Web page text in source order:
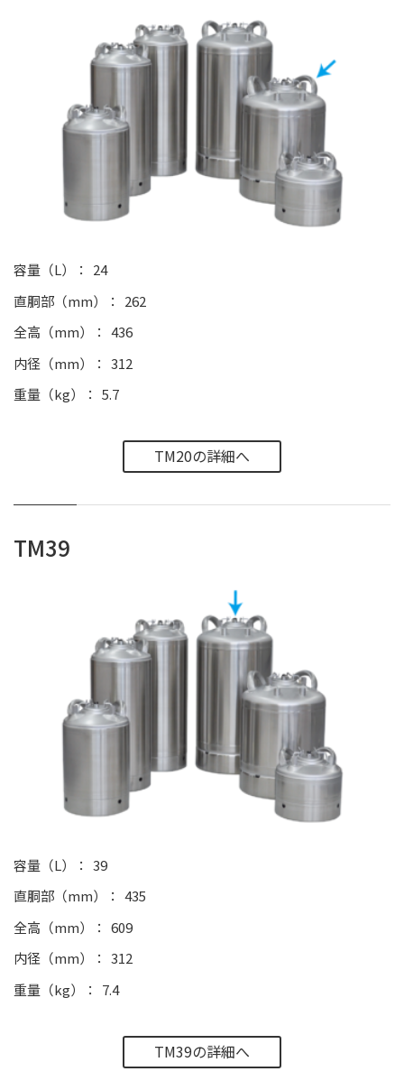
容量（L）
24
直胴部（mm）
262
全高（mm）
436
内径（mm）
312
重量（kg）
5.7
TM20の詳細へ
TM39
容量（L）
39
直胴部（mm）
435
全高（mm）
609
内径（mm）
312
重量（kg）
7.4
TM39の詳細へ